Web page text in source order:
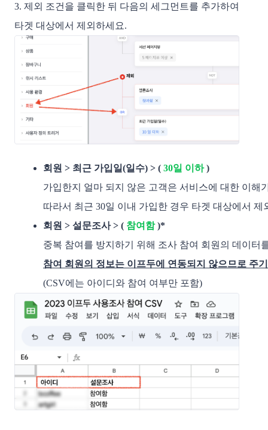
3. 제외 조건을 클릭한 뒤 다음의 세그먼트를 추가하여
타겟 대상에서 제외하세요.
회원 > 최근 가입일(일수) > ( 30일 이하 )
가입한지 얼마 되지 않은 고객은 서비스에 대한 이해
따라서 최근 30일 이내 가입한 경우 타겟 대상에서
회원 > 설문조사 > ( 참여함 )*
참여 회원의 정보는 이프두에 연동되지 않으므로 주
(CSV에는 아이디와 참여 여부만 포함)